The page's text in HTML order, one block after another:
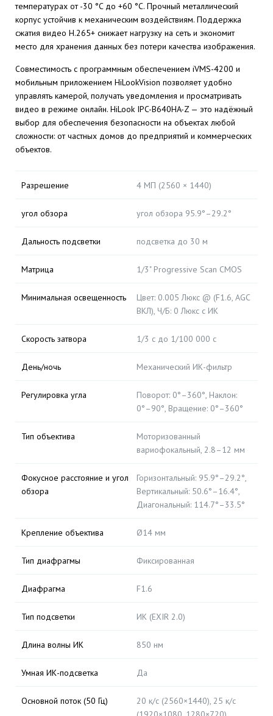
температурах от -30 °C до +60 °C. Прочный металлический
корпус устойчив к механическим воздействиям. Поддержка
сжатия видео H.265+ снижает нагрузку на сеть и экономит
место для хранения данных без потери качества изображения.
Совместимость с программным обеспечением iVMS-4200 и
мобильным приложением HiLookVision позволяет удобно
управлять камерой, получать уведомления и просматривать
видео в режиме онлайн. HiLook IPC-B640HA-Z — это надёжный
выбор для обеспечения безопасности на объектах любой
сложности: от частных домов до предприятий и коммерческих
объектов.
Разрешение 4 МП (2560 × 1440)
угол обзора угол обзора 95.9°–29.2°
Дальность подсветки подсветка до 30 м
Матрица 1/3" Progressive Scan CMOS
Минимальная освещенность
Цвет: 0.005 Люкс @ (F1.6, AGC
ВКЛ), Ч/Б: 0 Люкс с ИК
Скорость затвора 1/3 с до 1/100 000 с
День/ночь Механический ИК-фильтр
Регулировка угла
Поворот: 0°–360°, Наклон:
0°–90°, Вращение: 0°–360°
Тип объектива
Моторизованный
вариофокальный, 2.8–12 мм
Фокусное расстояние и угол
обзора
Горизонтальный: 95.9°–29.2°,
Вертикальный: 50.6°–16.4°,
Диагональный: 114.7°–33.5°
Крепление объектива Ø14 мм
Тип диафрагмы Фиксированная
Диафрагма F1.6
Тип подсветки ИК (EXIR 2.0)
Длина волны ИК 850 нм
Умная ИК-подсветка Да
Основной поток (50 Гц)
20 к/с (2560×1440), 25 к/с